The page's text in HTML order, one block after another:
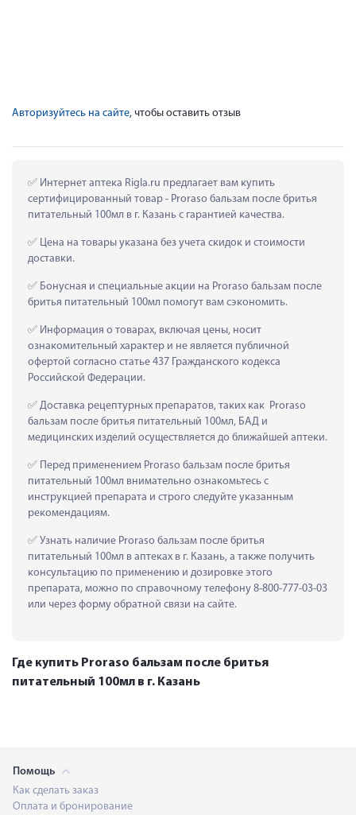
Авторизуйтесь на сайте, чтобы оставить отзыв
Интернет аптека Rigla.ru предлагает вам купить
сертифицированный товар - Proraso бальзам после бритья
питательный 100мл в г. Казань с гарантией качества.
Цена на товары указана без учета скидок и стоимости
доставки.
Бонусная и специальные акции на Proraso бальзам после
бритья питательный 100мл помогут вам сэкономить.
Информация о товарах, включая цены, носит
ознакомительный характер и не является публичной
офертой согласно статье 437 Гражданского кодекса
Российской Федерации.
Доставка рецептурных препаратов, таких как  Proraso
бальзам после бритья питательный 100мл, БАД и
медицинских изделий осуществляется до ближайшей аптеки.
Перед применением Proraso бальзам после бритья
питательный 100мл внимательно ознакомьтесь с
инструкцией препарата и строго следуйте указанным
рекомендациям.
Узнать наличие Proraso бальзам после бритья
питательный 100мл в аптеках в г. Казань, а также получить
консультацию по применению и дозировке этого
препарата, можно по справочному телефону 8-800-777-03-03
или через форму обратной связи на сайте.
Где купить Proraso бальзам после бритья
питательный 100мл в г. Казань
Помощь
Как сделать заказ
Оплата и бронирование